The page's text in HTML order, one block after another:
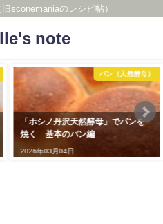
sconemaniaのレシピ帖）
note
お菓子・ジャム
粉とバターの風味を味わう シン
プルなフランス風ビスケット
2026年03月04日